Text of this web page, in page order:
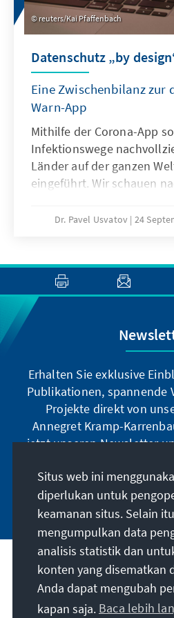
reuters/Kai Pfaffenbach
Datenschutz „by
Eine Zwischenbilanz zur
Warn-App
Mithilfe der Corona-App
Infektionswege
Länder auf der ganzen
eingeführt. Wir schauen
Nordafrika und nach
um die praktische
Probleme sind
Dr. Pavel Usvatov 24
Erhalten Sie exklusive
Publikationen, spannende
Projekte direkt von
Annegret Kramp-
jetzt unseren Newsletter
Jetzt
Misi kami
Kontak
Situs web ini
diperlukan untuk
keamanan situs. Selain
mengumpulkan data
analisis statistik dan
konten yang disematkan
Anda dapat mengubah
kapan saja. Baca lebih